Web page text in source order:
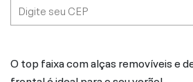
O top faixa com alças removíveis e